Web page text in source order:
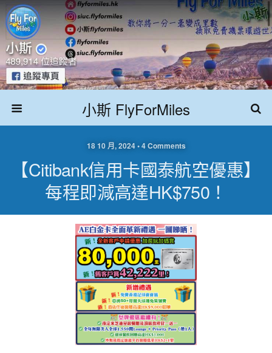
小斯 FlyForMiles
18 10 月, 2024 • 4 Comments
【Citibank信用卡國泰航空優惠】
每程即減高達HK$750！